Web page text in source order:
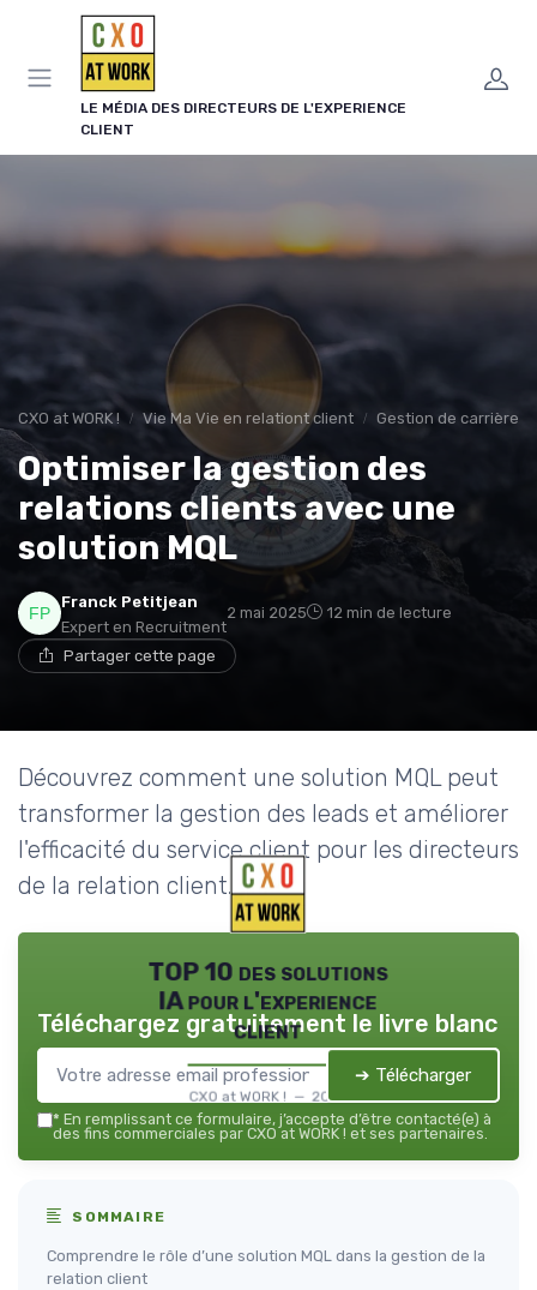
LE MÉDIA DES DIRECTEURS DE L'EXPERIENCE
CLIENT
CXO at WORK ! Vie Ma Vie en relationt client Gestion de carrière
Optimiser la gestion des
relations clients avec une
solution MQL
Franck Petitjean
Expert en Recruitment
2 mai 2025 12 min de lecture
Partager cette page
Découvrez comment une solution MQL peut
transformer la gestion des leads et améliorer
l'efficacité du service client pour les directeurs
de la relation client.
TOP 10 des solutions
IA pour l'experience
client
CXO at WORK ! — 2026
Téléchargez gratuitement le livre blanc
➔ Télécharger
* En remplissant ce formulaire, j’accepte d’être contacté(e) à
des fins commerciales par CXO at WORK ! et ses partenaires.
SOMMAIRE
Comprendre le rôle d’une solution MQL dans la gestion de la
relation client
Panneau de gestion des cookies